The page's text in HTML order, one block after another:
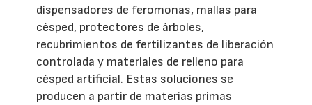
dispensadores de feromonas, mallas para
césped, protectores de árboles,
recubrimientos de fertilizantes de liberación
controlada y materiales de relleno para
césped artificial. Estas soluciones se
producen a partir de materias primas